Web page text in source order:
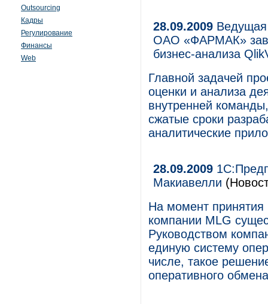
Outsourcing
Кадры
Регулирование
Финансы
Web
28.09.2009 Ведущая
ОАО «ФАРМАК»
бизнес-анализа
Главной задачей
оценки и анализа
внутренней
сжатые сроки
аналитические
28.09.2009
Макиавелли
На момент принятия
компании MLG
Руководством
единую систему
числе, такое
оперативного